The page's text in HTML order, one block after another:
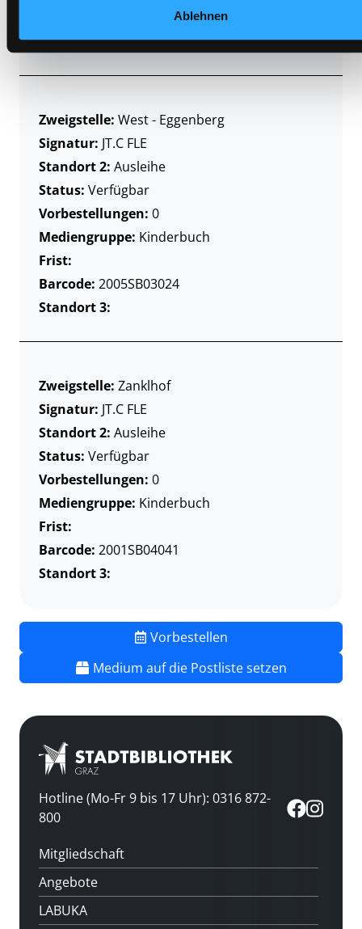
Ablehnen
2007SB02947
Standort 3:
Zweigstelle: West - Eggenberg
Signatur: JT.C FLE
Standort 2: Ausleihe
Status: Verfügbar
Vorbestellungen: 0
Mediengruppe: Kinderbuch
Frist:
Barcode: 2005SB03024
Standort 3:
Zweigstelle: Zanklhof
Signatur: JT.C FLE
Standort 2: Ausleihe
Status: Verfügbar
Vorbestellungen: 0
Mediengruppe: Kinderbuch
Frist:
Barcode: 2001SB04041
Standort 3:
Vorbestellen
Medium auf die Postliste setzen
Hotline (Mo-Fr 9 bis 17 Uhr): 0316 872-
800
Mitgliedschaft
Angebote
LABUKA